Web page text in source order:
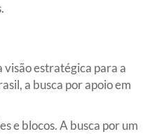
visão estratégica para a
a busca por apoio em
e blocos. A busca por um